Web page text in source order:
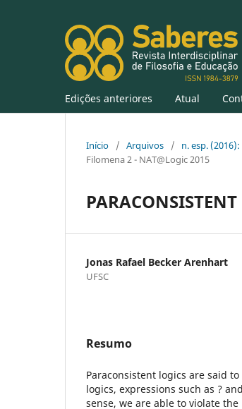
Edições anteriores Atual
Início / Arquivos / n. esp.
Filomena 2 - NAT@Logic 2015
Jonas Rafael Becker Arenhart
UFSC
Resumo
Paraconsistent logics are said
logics, expressions such as ?
sense, we are able to violate